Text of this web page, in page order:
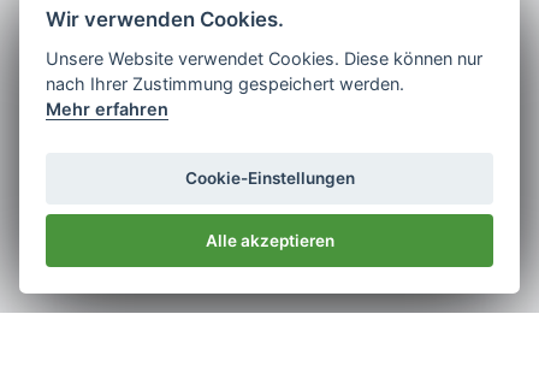
Widerrufsbelehrung
Golf Brothers.de
Neuheiten
Impressum
Wir verwenden Cookies.
Unsere Website verwendet Cookies. Diese können nur
nach Ihrer Zustimmung gespeichert werden.
Mehr erfahren
Cookie-Einstellungen
Alle akzeptieren